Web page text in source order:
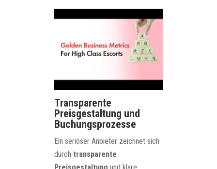
Transparente
Preisgestaltung und
Buchungsprozesse
Ein seriöser Anbieter zeichnet sich
durch transparente